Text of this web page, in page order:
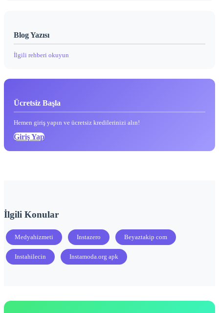
Blog Yazısı
İlgili rehberi okuyun
Ücretsiz Başla
Hemen giriş yapın ve ücretsiz kredilerinizi alın!
Giriş Yap
İlgili Konular
Medyahizmeti Instazero Beyaztakip com
Instahilecin Instamoda.org apk